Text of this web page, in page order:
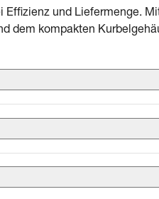
Effizienz und Liefermenge.
dem kompakten